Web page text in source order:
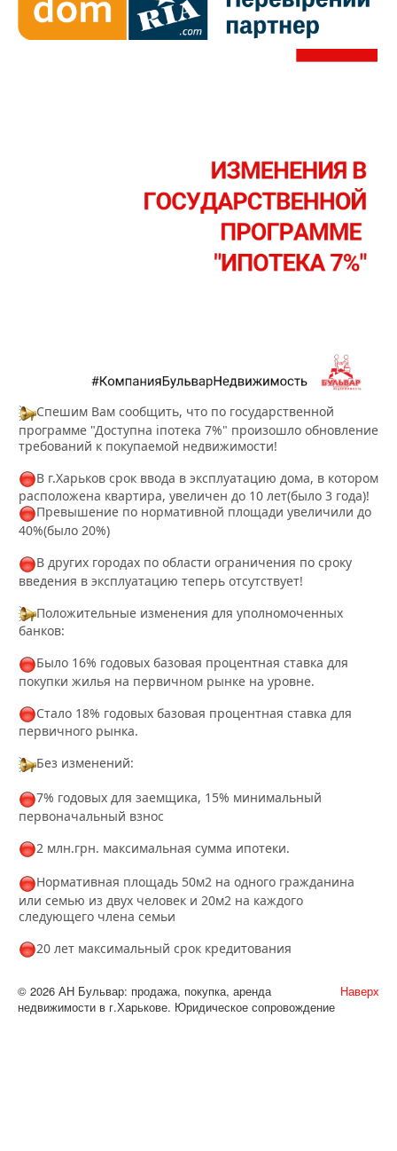
Спешим Вам сообщить, что по государственной
программе "Доступна іпотека 7%" произошло обновление
требований к покупаемой недвижимости!
В г.Харьков срок ввода в эксплуатацию дома, в котором
расположена квартира, увеличен до 10 лет(было 3 года)!
Превышение по нормативной площади увеличили до
40%(было 20%)
В других городах по области ограничения по сроку
введения в эксплуатацию теперь отсутствует!
Положительные изменения для уполномоченных
банков:
Было 16% годовых базовая процентная ставка для
покупки жилья на первичном рынке на уровне.
Стало 18% годовых базовая процентная ставка для
первичного рынка.
Без изменений:
7% годовых для заемщика, 15% минимальный
первоначальный взнос
2 млн.грн. максимальная сумма ипотеки.
Нормативная площадь 50м2 на одного гражданина
или семью из двух человек и 20м2 на каждого
следующего члена семьи
20 лет максимальный срок кредитования
Наверх
© 2026 АН Бульвар: продажа, покупка, аренда
недвижимости в г.Харькове. Юридическое сопровождение